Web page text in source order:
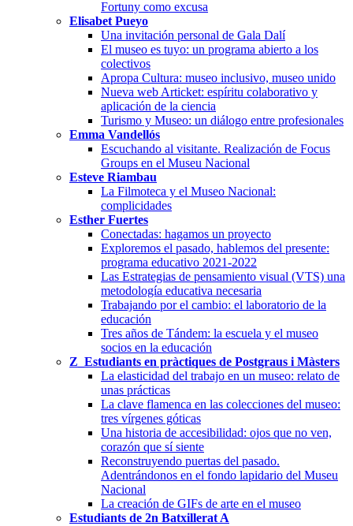
Fortuny como excusa
Elisabet Pueyo
Una invitación personal de Gala Dalí
El museo es tuyo: un programa abierto a los
colectivos
Apropa Cultura: museo inclusivo, museo unido
Nueva web Articket: espíritu colaborativo y
aplicación de la ciencia
Turismo y Museo: un diálogo entre profesionales
Emma Vandellós
Escuchando al visitante. Realización de Focus
Groups en el Museu Nacional
Esteve Riambau
La Filmoteca y el Museo Nacional:
complicidades
Esther Fuertes
Conectadas: hagamos un proyecto
Exploremos el pasado, hablemos del presente:
programa educativo 2021-2022
Las Estrategias de pensamiento visual (VTS) una
metodología educativa necesaria
Trabajando por el cambio: el laboratorio de la
educación
Tres años de Tándem: la escuela y el museo
socios en la educación
Z_Estudiants en pràctiques de Postgraus i Màsters
La elasticidad del trabajo en un museo: relato de
unas prácticas
La clave flamenca en las colecciones del museo:
tres vírgenes góticas
Una historia de accesibilidad: ojos que no ven,
corazón que sí siente
Reconstruyendo puertas del pasado.
Adentrándonos en el fondo lapidario del Museu
Nacional
La creación de GIFs de arte en el museo
Estudiants de 2n Batxillerat A